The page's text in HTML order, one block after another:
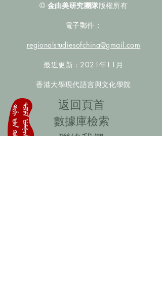
© 金由美研究團隊版權所有
電子郵件：
regionalstudiesofchina@gmail.com
最近更新：2021年11月
香港大學現代語言與文化學院
​返回頁首
數據庫檢索
聯絡我們